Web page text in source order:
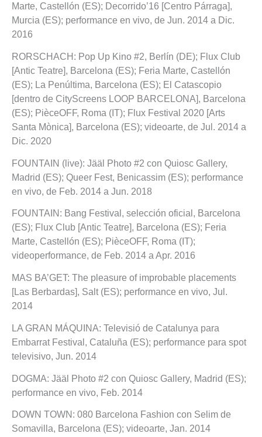
Marte, Castellón (ES); Decorrido’16 [Centro Párraga],
Murcia (ES); performance en vivo, de Jun. 2014 a Dic.
2016
RORSCHACH: Pop Up Kino #2, Berlín (DE); Flux Club
[Antic Teatre], Barcelona (ES); Feria Marte, Castellón
(ES); La Penúltima, Barcelona (ES); El Catascopio
[dentro de CityScreens LOOP BARCELONA], Barcelona
(ES); PièceOFF, Roma (IT); Flux Festival 2020 [Arts
Santa Mònica], Barcelona (ES); videoarte, de Jul. 2014 a
Dic. 2020
FOUNTAIN (live): Jääl Photo #2 con Quiosc Gallery,
Madrid (ES); Queer Fest, Benicassim (ES); performance
en vivo, de Feb. 2014 a Jun. 2018
FOUNTAIN: Bang Festival, selección oficial, Barcelona
(ES); Flux Club [Antic Teatre], Barcelona (ES); Feria
Marte, Castellón (ES); PièceOFF, Roma (IT);
videoperformance, de Feb. 2014 a Apr. 2016
MAS BA’GET: The pleasure of improbable placements
[Las Berbardas], Salt (ES); performance en vivo, Jul.
2014
LA GRAN MÁQUINA: Televisió de Catalunya para
Embarrat Festival, Cataluña (ES); performance para spot
televisivo, Jun. 2014
DOGMA: Jääl Photo #2 con Quiosc Gallery, Madrid (ES);
performance en vivo, Feb. 2014
DOWN TOWN: 080 Barcelona Fashion con Selim de
Somavilla, Barcelona (ES); videoarte, Jan. 2014